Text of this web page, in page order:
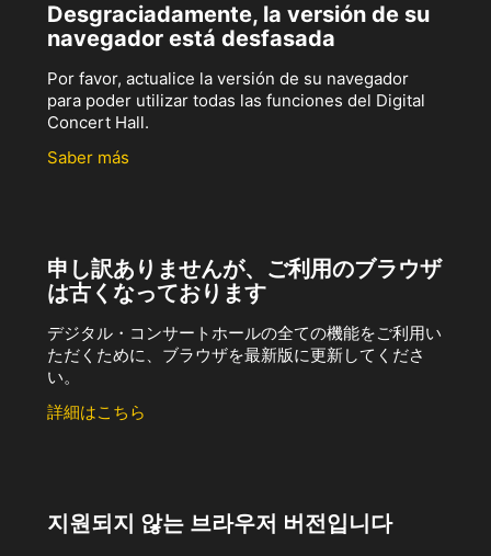
Desgraciadamente, la versión de su
navegador está desfasada
Por favor, actualice la versión de su navegador
para poder utilizar todas las funciones del Digital
Concert Hall.
Saber más
申し訳ありませんが、ご利用のブラウザ
は古くなっております
デジタル・コンサートホールの全ての機能をご利用い
ただくために、ブラウザを最新版に更新してくださ
い。
詳細はこちら
지원되지 않는 브라우저 버전입니다